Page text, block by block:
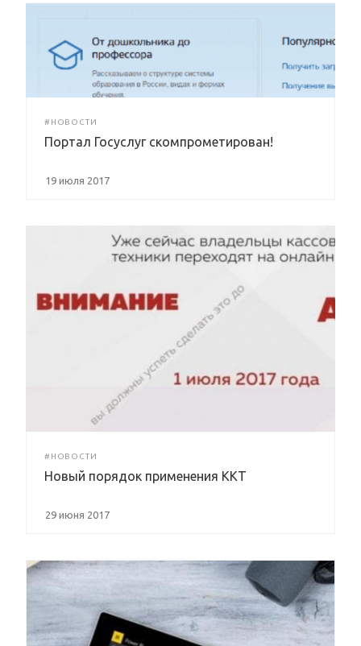
#НОВОСТИ
Портал Госуслуг скомпрометирован!
19 июля 2017
#НОВОСТИ
Новый порядок применения ККТ
29 июня 2017